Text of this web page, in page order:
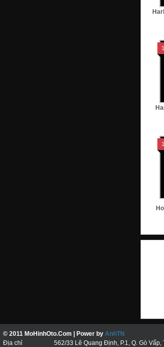
© 2011 MoHinhOto.Com | Power by AnhTN
Địa chỉ
562/33 Lê Quang Định, P.1, Q. Gò Vấp,